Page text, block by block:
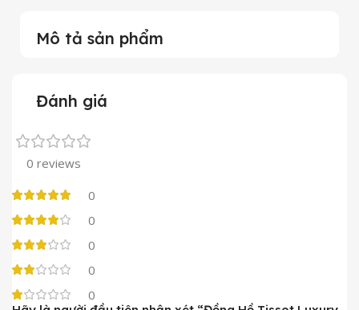
Mô tả sản phẩm
Đánh giá
0 reviews
0
0
0
0
0